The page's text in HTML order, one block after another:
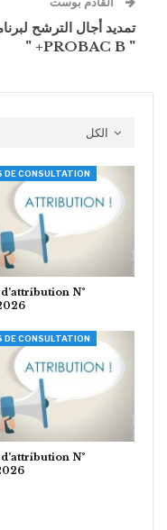
تمديد أجال الترشح
" +PROBAC B "
DE CONSULTATION
N°
DE CONSULTATION
N°